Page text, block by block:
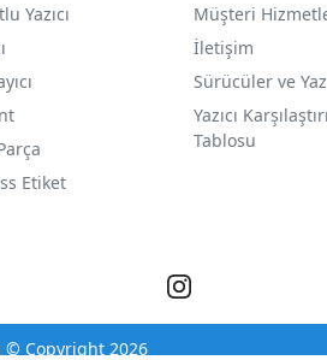
Yazıcı
Etiket
Müşteri
İletişim
Sürücüler ve
Yazıcı
Tablosu
© Copyright 2026